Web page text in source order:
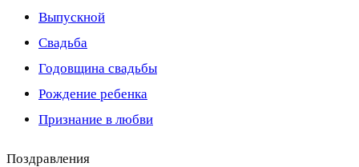
Выпускной
Свадьба
Годовщина свадьбы
Рождение ребенка
Признание в любви
Поздравления